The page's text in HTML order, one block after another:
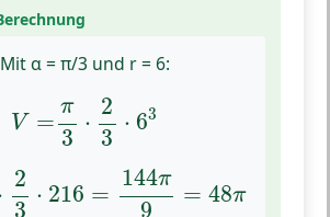
Mit α = π/3 und r = 6:
V =
π
3
⋅
2
3
⋅ 63
π3 3
2
3
⋅ 216 =
144π
9
= 48π
23 144π9=